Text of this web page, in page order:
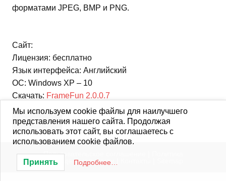
форматами JPEG, BMP и PNG.
Сайт:
Лицензия: бесплатно
Язык интерфейса: Английский
ОС: Windows XP – 10
Скачать: FrameFun 2.0.0.7
Редакторы
Пользовательское соглашение
конфиденциальности
Мы используем cookie файлы для наилучшего
представления нашего сайта. Продолжая
использовать этот сайт, вы соглашаетесь с
использованием cookie файлов.
Принять Подробнее…